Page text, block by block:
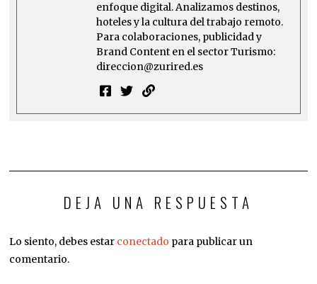
enfoque digital. Analizamos destinos,
hoteles y la cultura del trabajo remoto.
Para colaboraciones, publicidad y
Brand Content en el sector Turismo:
direccion@zurired.es
DEJA UNA RESPUESTA
Lo siento, debes estar conectado para publicar un
comentario.